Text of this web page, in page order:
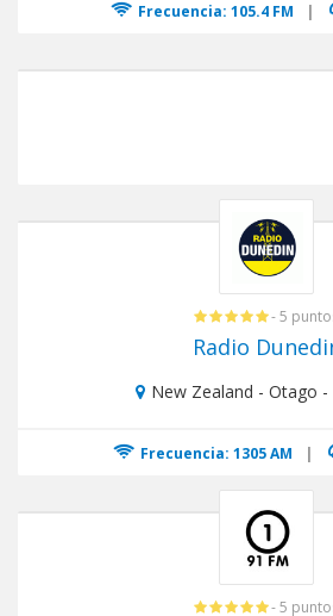
Frecuencia: 105.4 FM |
- 5
Radio
New Zealand - Otago -
Frecuencia: 1305 AM |
- 5